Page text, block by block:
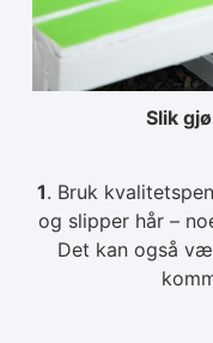
Slik
1. Bruk
og slipper hår –
Det kan også